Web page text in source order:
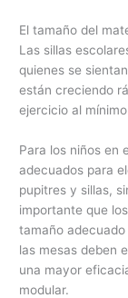
El tamaño del
Las sillas
quienes se
están creciendo
ejercicio al
Para los niños en
adecuados para
pupitres y sillas,
importante que
tamaño
las mesas deben
una mayor
modular.